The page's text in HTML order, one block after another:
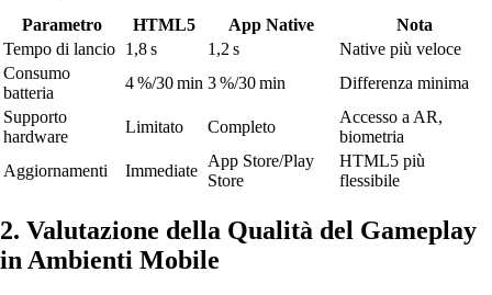
Parametro HTML5 App Native
Nota
Tempo di lancio 1,8 s 1,2 s
Native più veloce
Consumo
batteria
4 %/30 min 3 %/30 min
Differenza minima
Supporto
hardware
Limitato Completo
Accesso a AR,
biometria
Aggiornamenti
Immediate
App Store/Play
Store
HTML5 più
flessibile
2. Valutazione della Qualità del Gameplay
in Ambienti Mobile